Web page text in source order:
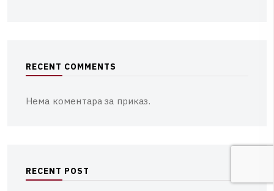
RECENT COMMENTS
Нема коментара за приказ.
RECENT POST